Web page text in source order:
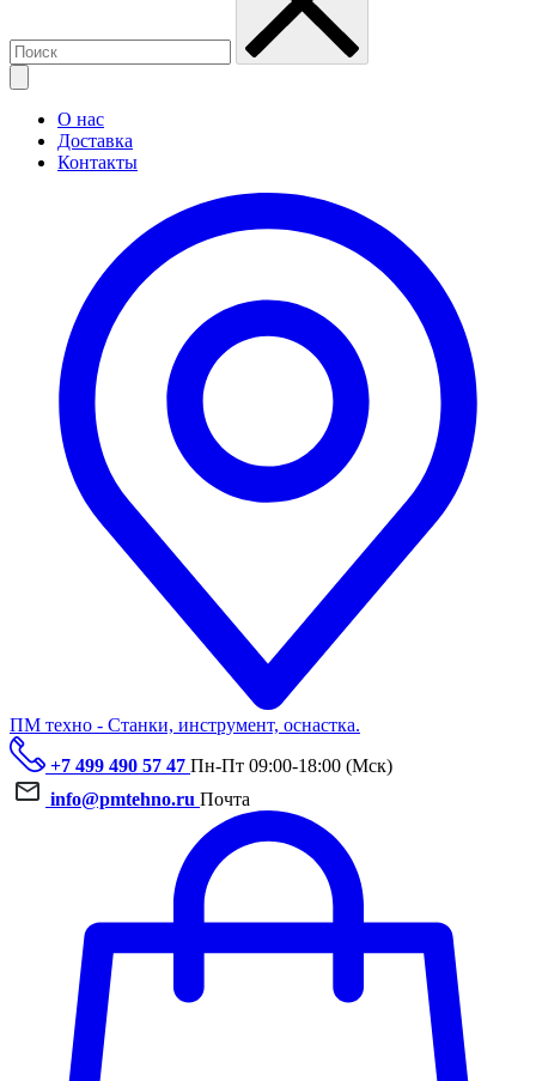
О нас
Доставка
Контакты
ПМ техно - Станки, инструмент, оснастка.
+7 499 490 57 47 Пн-Пт 09:00-18:00 (Мск)
info@pmtehno.ru Почта